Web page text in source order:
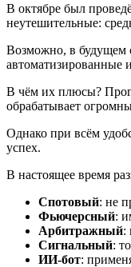
В октябре был
неутешительные:
Возможно, в будущем
автоматизированные
В чём их плюсы?
обрабатывает
Однако при всём
успех.
В настоящее время
Спотовый: не
Фьючерсный:
Арбитражный:
Сигнальный:
ИИ-бот: